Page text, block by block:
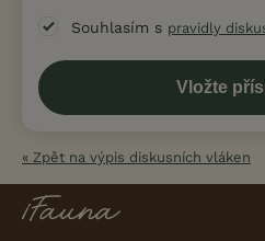
Souhlasím s pravidly
« Zpět na výpis diskusních vláken